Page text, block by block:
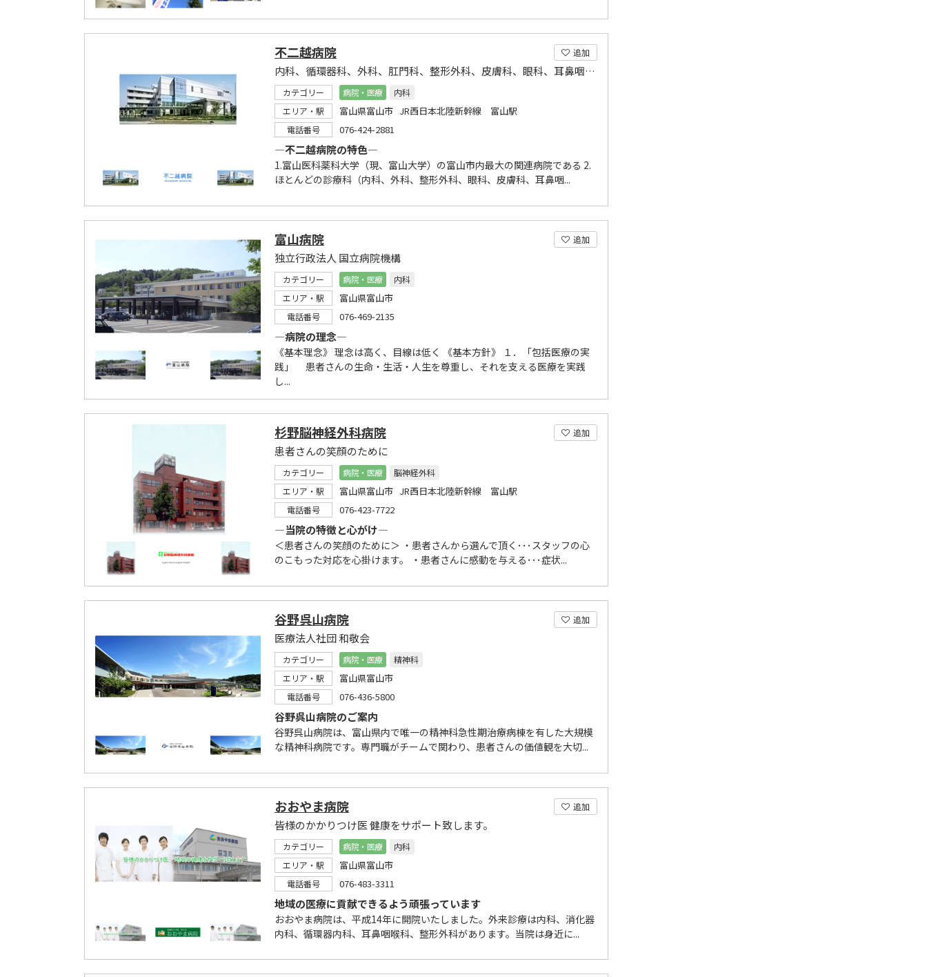
追加
不二越病院
内科、循環器科、外科、肛門科、整形外科、皮膚科、眼科、耳鼻咽喉科、放射線科
カテゴリー 病院・医療
内科
エリア・駅
富山県富山市 JR西日本北陸新幹線 富山駅
電話番号 076-424-2881
―不二越病院の特色―
1.富山医科薬科大学（現、富山大学）の富山市内最大の関連病院である 2.
ほとんどの診療科（内科、外科、整形外科、眼科、皮膚科、耳鼻咽...
追加
富山病院
独立行政法人 国立病院機構
カテゴリー 病院・医療
内科
エリア・駅
富山県富山市
電話番号 076-469-2135
―病院の理念―
《基本理念》 理念は高く、目線は低く 《基本方針》 １．「包括医療の実
践」 患者さんの生命・生活・人生を尊重し、それを支える医療を実践
し...
追加
杉野脳神経外科病院
患者さんの笑顔のために
カテゴリー 病院・医療
脳神経外科
エリア・駅
富山県富山市 JR西日本北陸新幹線 富山駅
電話番号 076-423-7722
―当院の特徴と心がけ―
＜患者さんの笑顔のために＞ ・患者さんから選んで頂く･･･スタッフの心
のこもった対応を心掛けます。 ・患者さんに感動を与える･･･症状...
追加
谷野呉山病院
医療法人社団 和敬会
カテゴリー 病院・医療
精神科
エリア・駅
富山県富山市
電話番号 076-436-5800
谷野呉山病院のご案内
谷野呉山病院は、富山県内で唯一の精神科急性期治療病棟を有した大規模
な精神科病院です。専門職がチームで関わり、患者さんの価値観を大切...
追加
おおやま病院
皆様のかかりつけ医 健康をサポート致します。
カテゴリー 病院・医療
内科
エリア・駅
富山県富山市
電話番号 076-483-3311
地域の医療に貢献できるよう頑張っています
おおやま病院は、平成14年に開院いたしました。外来診療は内科、消化器
内科、循環器内科、耳鼻咽喉科、整形外科があります。当院は身近に...